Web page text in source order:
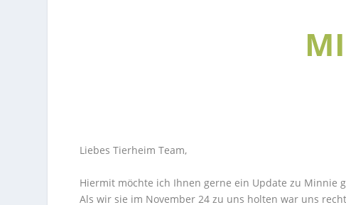
Liebes Tierheim Team,
Hiermit möchte ich Ihnen gerne ein Update zu Minnie
Als wir sie im November 24 zu uns holten war uns